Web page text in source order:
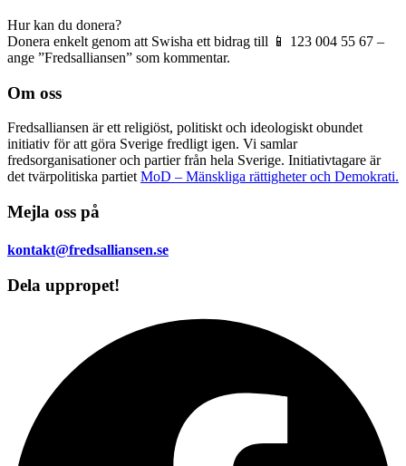
Hur kan du donera?
Donera enkelt genom att Swisha ett bidrag till 📱 123 004 55 67 –
ange ”Fredsalliansen” som kommentar.
Om oss
Fredsalliansen är ett religiöst, politiskt och ideologiskt obundet
initiativ för att göra Sverige fredligt igen. Vi samlar
fredsorganisationer och partier från hela Sverige. Initiativtagare är
det tvärpolitiska partiet MoD – Mänskliga rättigheter och Demokrati.
Mejla oss på
kontakt@fredsalliansen.se
Dela uppropet!